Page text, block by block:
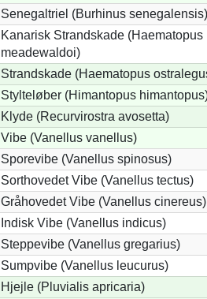
Senegaltriel (Burhinus senegalensis)
Kanarisk Strandskade (Haematopus
meadewaldoi)
Strandskade (Haematopus
Stylteløber (Himantopus
Klyde (Recurvirostra avosetta)
Vibe (Vanellus vanellus)
Sporevibe (Vanellus spinosus)
Sorthovedet Vibe (Vanellus tectus)
Gråhovedet Vibe (Vanellus cinereus)
Indisk Vibe (Vanellus indicus)
Steppevibe (Vanellus gregarius)
Sumpvibe (Vanellus leucurus)
Hjejle (Pluvialis apricaria)